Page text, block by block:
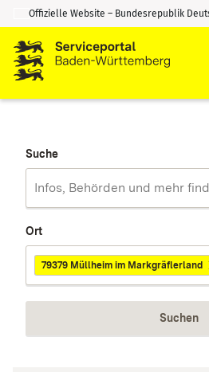
Zum Inhalt springen
Zur Suche springen
Offizielle Website – Bundesrepublik
Suche
Ort
79379 Müllheim im Markgräflerland
Suchen